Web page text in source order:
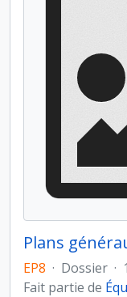
Plans
EP8 · Dossier ·
Fait partie de